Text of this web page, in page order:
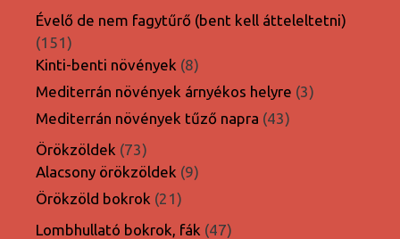
termék
Évelő de nem fagytűrő (bent kell átteleltetni)
151151
termék
Kinti-benti növények 88
termék
Mediterrán növények árnyékos helyre 33
Mediterrán növények tűző napra 4343
Örökzöldek 7373
termék
Alacsony örökzöldek 99
Örökzöld bokrok 2121
termék
Lombhullató bokrok, fák 4747